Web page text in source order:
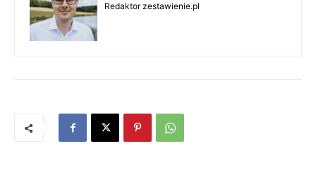
Redaktor zestawienie.pl